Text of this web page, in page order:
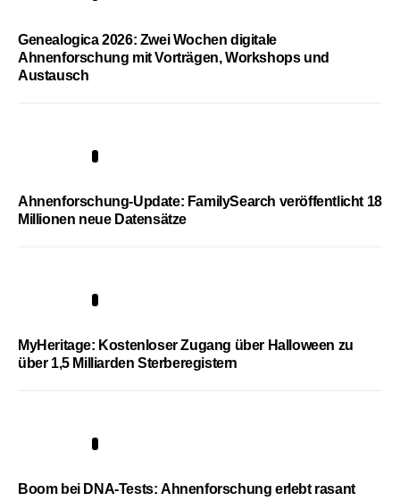
Genealogica 2026: Zwei Wochen digitale
Ahnenforschung mit Vorträgen, Workshops und
Austausch
Ahnenforschung-Update: FamilySearch veröffentlicht 18
Millionen neue Datensätze
MyHeritage: Kostenloser Zugang über Halloween zu
über 1,5 Milliarden Sterberegistern
Boom bei DNA-Tests: Ahnenforschung erlebt rasant